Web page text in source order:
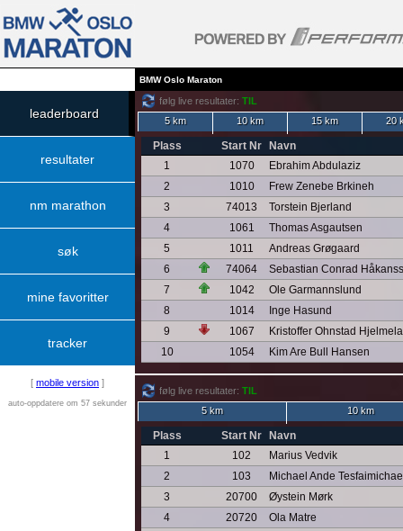
BMW Oslo Maraton
leaderboard
resultater
nm marathon
søk
mine favoritter
tracker
[ mobile version ]
auto-oppdatere om 57 sekunder
følg live resultater: TIL
5 km
10 km 15 km 20
Plass Start Nr
Navn
1
1070
Ebrahim Abdulaziz
2
1010
Frew Zenebe Brkineh
3
74013
Torstein Bjerland
4
1061
Thomas Asgautsen
5
1011
Andreas Grøgaard
6
74064
Sebastian Conrad
7
1042
Ole Garmannslund
8
1014
Inge Hasund
9
1067
Kristoffer Ohnstad
10
1054 Kim Are Bull Hansen
følg live resultater: TIL
5 km
10 km
Plass Start Nr
Navn
1
102
Marius Vedvik
2
103
Michael Ande
3
20700
Øystein Mørk
4
20720
Ola Matre